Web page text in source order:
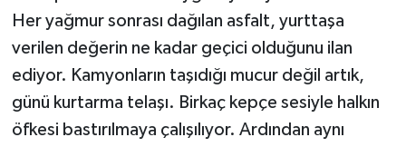
Her yağmur sonrası dağılan asfalt, yurttaşa
verilen değerin ne kadar geçici olduğunu ilan
ediyor. Kamyonların taşıdığı mucur değil artık,
günü kurtarma telaşı. Birkaç kepçe sesiyle halkın
öfkesi bastırılmaya çalışılıyor. Ardından aynı